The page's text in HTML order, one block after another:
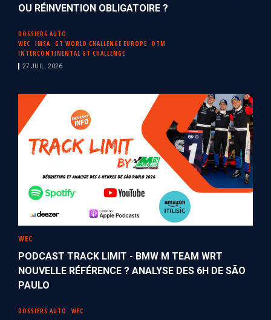
OU RÉINVENTION OBLIGATOIRE ?
DOSSIERS AUTO
WEC
IMSA GT WORLD CHALLENGE EUROPE
DTM
INTERCONTINENTAL GT CHALLENGE
27 JUIL. 2026
WEC
PODCAST TRACK LIMIT - BMW M TEAM WRT
NOUVELLE RÉFÉRENCE ? ANALYSE DES 6H DE SÃO
PAULO
DOSSIERS AUTO WEC